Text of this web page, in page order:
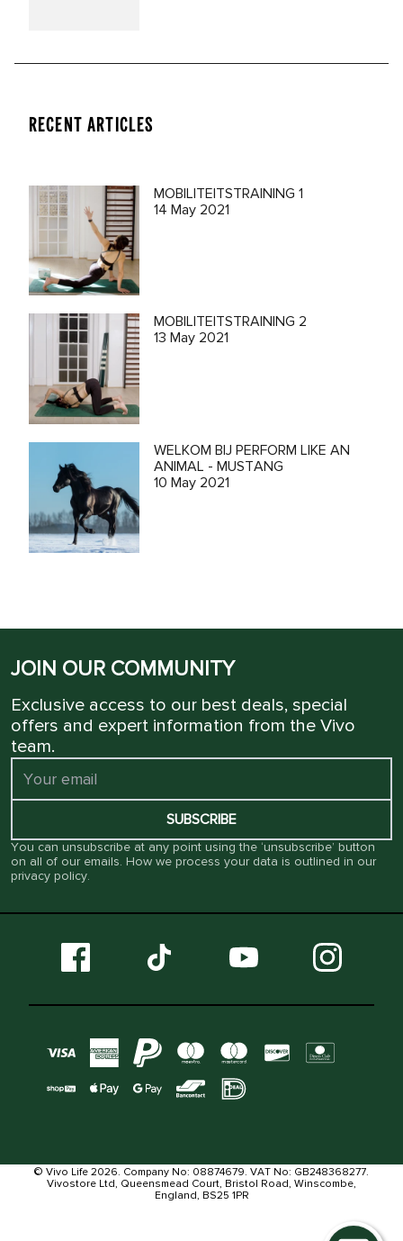
RECENT ARTICLES
MOBILITEITSTRAINING 1
14 May 2021
MOBILITEITSTRAINING 2
13 May 2021
WELKOM BIJ PERFORM LIKE AN
ANIMAL - MUSTANG
10 May 2021
JOIN OUR COMMUNITY
Exclusive access to our best deals, special
offers and expert information from the Vivo
team.
SUBSCRIBE
You can unsubscribe at any point using the ‘unsubscribe’ button
on all of our emails. How we process your data is outlined in our
privacy policy.
© Vivo Life 2026. Company No: 08874679. VAT No: GB248368277.
Vivostore Ltd, Queensmead Court, Bristol Road, Winscombe,
England, BS25 1PR